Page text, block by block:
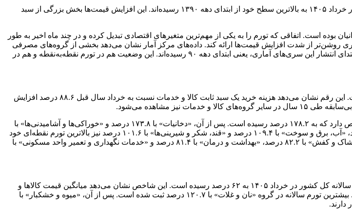
داده‌های مرکز آمار ایران نشان می‌دهد تورم کل کشور و تعداد زیادی از گروه‌های کالا و خدمات در خرداد ۱۴۰۵ به بالاترین سطح خود از ابتدای دهه ۱۳۹۰ رسیده‌اند. این افزایش قیمت‌ها بخش بزرگی از سبد
بوده است. اتفاقی که تورم را به یکی از مهم‌ترین متغیرهای اقتصادی تبدیل کرده و در چند ماه اخیر به طور
روشن‌تر از شدت افزایش قیمت‌ها ارائه کند. داده‌های مرکز آمار نشان می‌دهد بخشی از گروه‌های مصرفی
نه‌تنها با افزایش قیمت مواجه بوده‌اند، بلکه در خرداد ۱۴۰۵ به بالاترین نرخ تورم ثبت‌شده خود از ابتدای انتشار این سری‌های آماری، یعنی ابتدای دهه ۹۰ رسیده‌اند. این وضعیت هم در تورم نقطه‌به‌نقطه و هم در
بر اساس داده‌های مرکز آمار، تورم نقطه‌ای کل کشور در خرداد ۱۴۰۵ به ۸۸.۶ درصد رسیده است. این رقم نشان می‌دهد هزینه خرید یک سبد ثابت کالا و خدمات نسبت به خرداد سال قبل ۸۸.۶ درصد افزایش
بیشترین تورم نقطه‌ای در میان گروه‌های کالایی به گروه «گوشت قرمز و گوشت ماکیان» اختصاص دارد که به ۱۷۸.۲ درصد رسیده است. پس از آن، «دخانیات» با ۱۷۳.۸ درصد و «خوراکی‌ها و آشامیدنی‌ها» با
۱۳۳.۹ درصد قرار دارند. گروه‌های «مبلمان و لوازم خانگی و نگهداری معمول آنها» با ۱۱۱.۱ درصد، «آب، برق و سوخت» با ۱۰۹.۴ درصد و «قند، شکر و شیرینی‌ها» با ۱۰۱.۶ درصد نیز بالاترین تورم نقطه‌ای خود
را در دوره آماری ثبت کرده‌اند. در بخش خدمات، «خدمات حمل‌ونقل عمومی» با ۸۲.۵ درصد، «پوشاک و کفش» با ۸۲.۲ درصد، «بهداشت و درمان» با ۸۱.۴ درصد و «خدمات نگهداری و تعمیر واحد مسکونی» با
بررسی روند تورم سالانه از اسفند ۱۳۹۱ تا خرداد ۱۴۰۵ نیز تصویر مشابهی را نشان می‌دهد. تورم سالانه کل کشور در خرداد ۱۴۰۵ به ۶۲ درصد رسیده است. این شاخص نشان می‌دهد میانگین قیمت کالاها و
خدمات در ۱۲ ماه منتهی به خرداد ۱۴۰۵ نسبت به دوره مشابه قبل ۶۲ درصد افزایش یافته است. بیشترین تورم سالانه در گروه «نان و غلات» با ۱۲۰.۷ درصد ثبت شده است. پس از آن، «میوه و خشکبار» با